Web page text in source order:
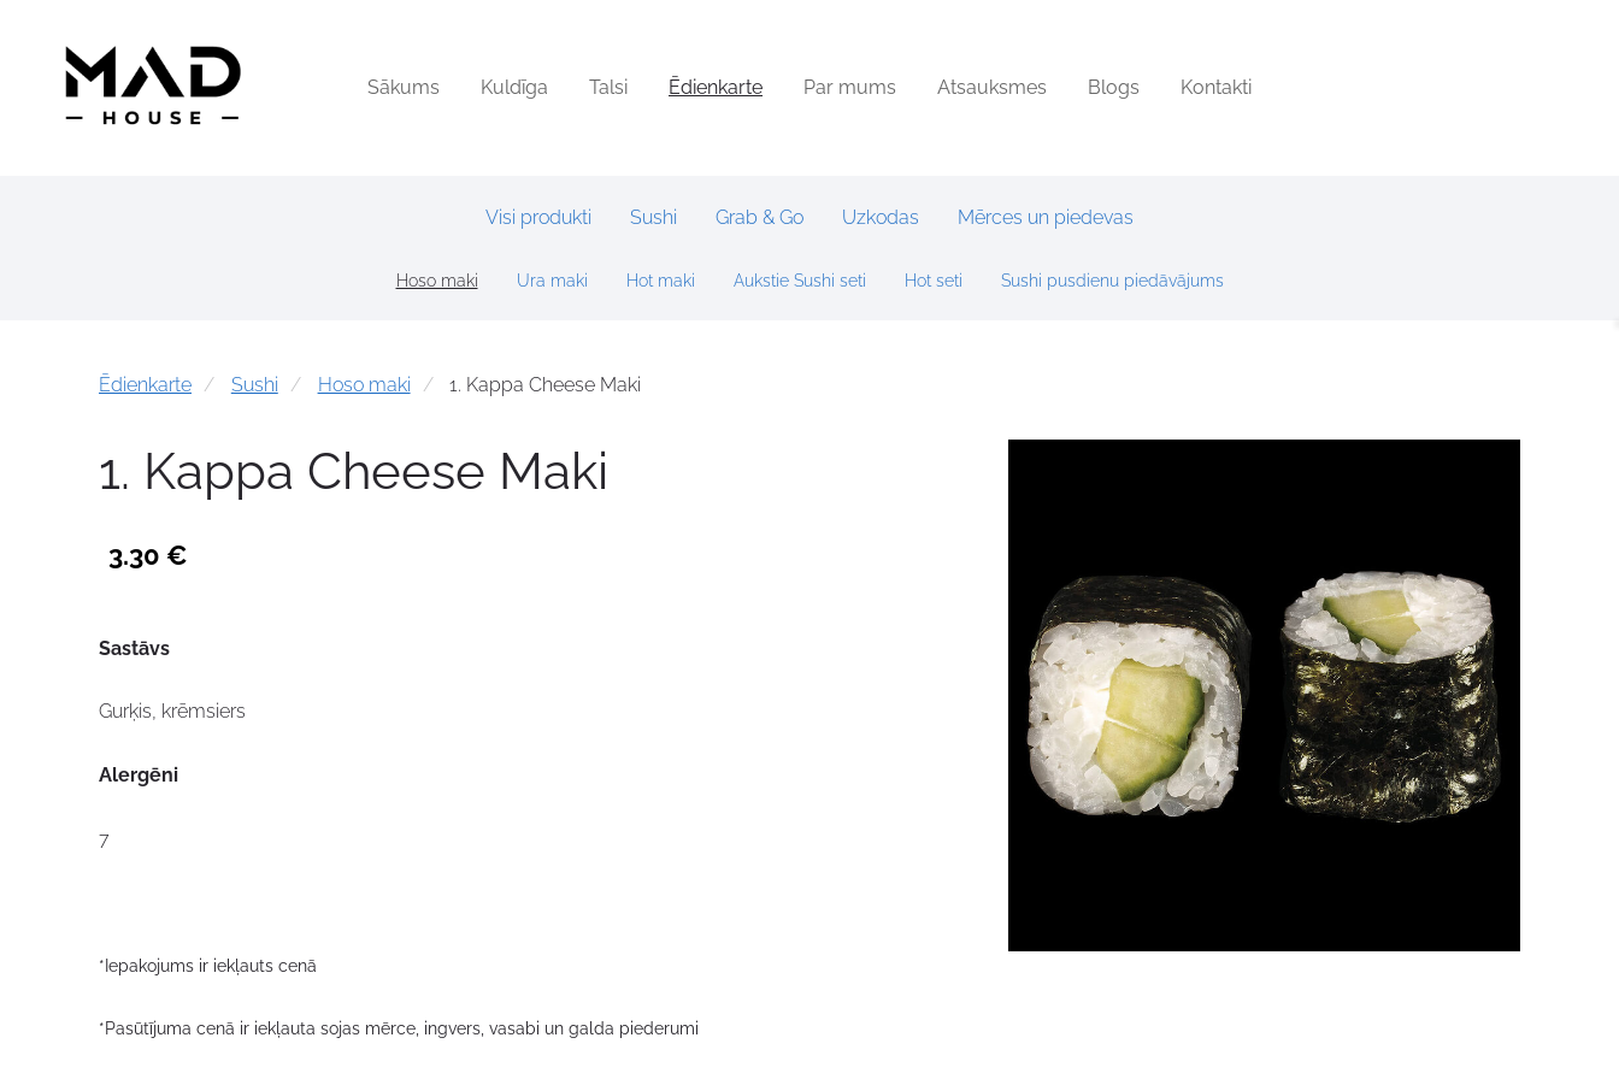
Sākums Kuldīga Talsi Ēdienkarte Par mums Atsauksmes Blogs Kontakti
Visi produkti Sushi Grab & Go Uzkodas Mērces un piedevas
Hoso maki Ura maki Hot maki Aukstie Sushi seti Hot seti Sushi pusdienu piedāvājums
Ēdienkarte Sushi Hoso maki 1. Kappa Cheese Maki
1. Kappa Cheese Maki
3.30 €
Sastāvs
Gurķis, krēmsiers
Alergēni
7
*Iepakojums ir iekļauts cenā
*Pasūtījuma cenā ir iekļauta sojas mērce, ingvers, vasabi un galda piederumi